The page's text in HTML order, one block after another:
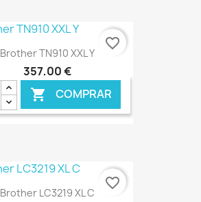
Brother TN910 XXL Y
357,00 €
 COMPRAR
€ ONLINE
favorite_border
Brother LC3219 XL C
favorite_border